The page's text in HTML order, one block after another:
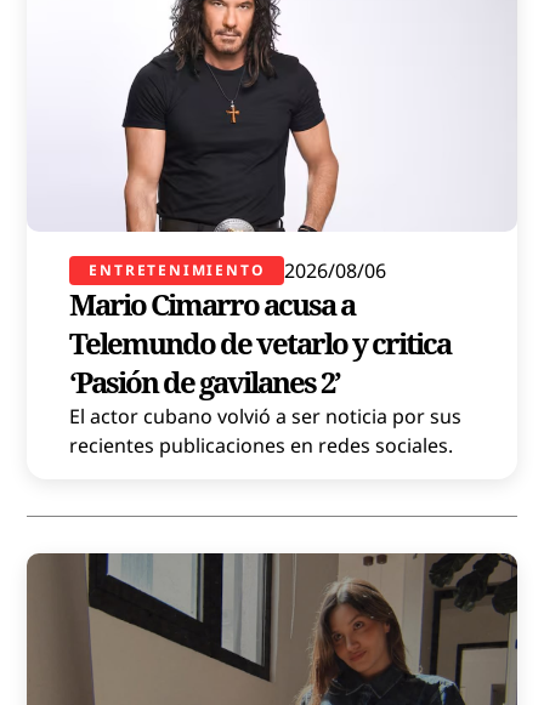
ENTRETENIMIENTO 2026/08/06
Mario Cimarro acusa a
Telemundo de vetarlo y critica
‘Pasión de gavilanes 2’
El actor cubano volvió a ser noticia por sus
recientes publicaciones en redes sociales.